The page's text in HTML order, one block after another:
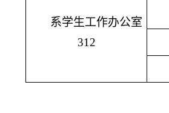
系学生工作办公室
312